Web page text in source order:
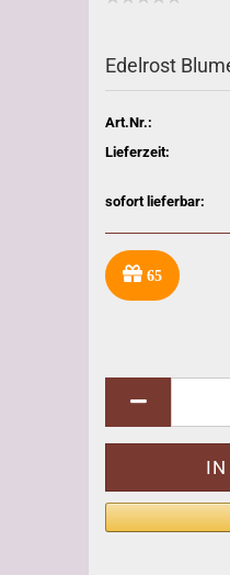
Edelrost
Art.Nr.:
Lieferzeit:
sofort lieferbar:
65